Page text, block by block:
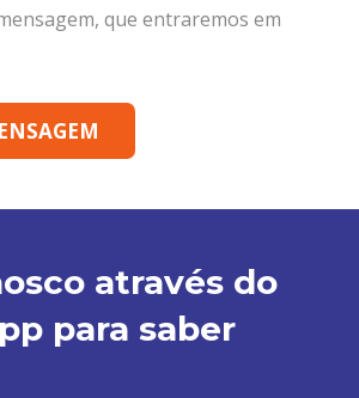
que entraremos em
através do
para saber